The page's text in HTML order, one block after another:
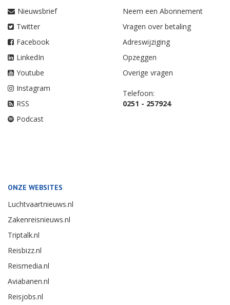
Nieuwsbrief
Twitter
Facebook
LinkedIn
Youtube
Instagram
RSS
Podcast
Neem een Abonnement
Vragen over betaling
Adreswijziging
Opzeggen
Overige vragen
Telefoon:
0251 - 257924
ONZE WEBSITES
Luchtvaartnieuws.nl
Zakenreisnieuws.nl
Triptalk.nl
Reisbizz.nl
Reismedia.nl
Aviabanen.nl
Reisjobs.nl